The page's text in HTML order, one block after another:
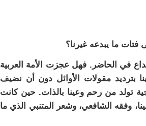
ما يبدعه غيرنا؟
في الحاضر. فهل عجزت الأمة العربية
بترديد مقولات الأوائل دون أن نضيف
تولد من رحم وعينا بالذات. حين كانت
وفقه الشافعي، وشعر المتنبي الذي ما